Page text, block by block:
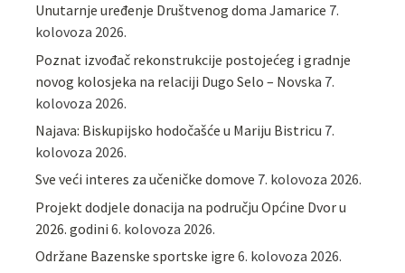
Unutarnje uređenje Društvenog doma Jamarice 7.
kolovoza 2026.
Poznat izvođač rekonstrukcije postojećeg i gradnje
novog kolosjeka na relaciji Dugo Selo – Novska 7.
kolovoza 2026.
Najava: Biskupijsko hodočašće u Mariju Bistricu 7.
kolovoza 2026.
Sve veći interes za učeničke domove 7. kolovoza 2026.
Projekt dodjele donacija na području Općine Dvor u
2026. godini 6. kolovoza 2026.
Održane Bazenske sportske igre 6. kolovoza 2026.